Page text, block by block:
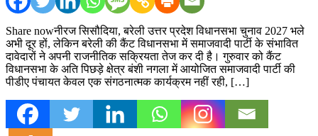
Share nowनीरज सिसौदिया, बरेली उत्तर प्रदेश विधानसभा चुनाव 2027 भले
अभी दूर हों, लेकिन बरेली की कैंट विधानसभा में समाजवादी पार्टी के संभावित
दावेदारों ने अपनी राजनीतिक सक्रियता तेज कर दी है। गुरुवार को कैंट
विधानसभा के अति पिछड़े क्षेत्र बंशी नगला में आयोजित समाजवादी पार्टी की
पीडीए पंचायत केवल एक संगठनात्मक कार्यक्रम नहीं रही, […]